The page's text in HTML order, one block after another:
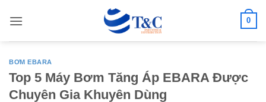
qua
0
BƠM EBARA
Top 5 Máy Bơm Tăng Áp EBARA Được
Chuyên Gia Khuyên Dùng